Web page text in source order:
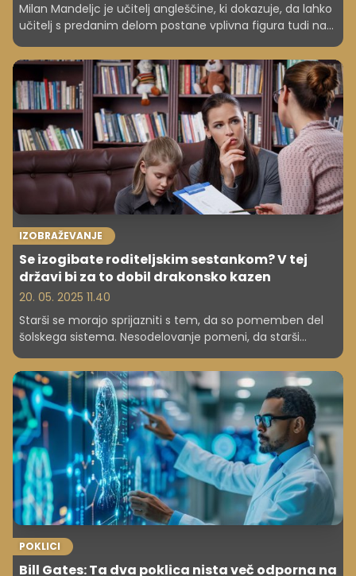
Milan Mandeljc je učitelj angleščine, ki dokazuje, da lahko
učitelj s predanim delom postane vplivna figura tudi na
mednarodni ravni. Poučuje na Gimnaziji in srednji šoli
Rudolfa Maistra Kamnik.
IZOBRAŽEVANJE
Se izogibate roditeljskim sestankom? V tej
državi bi za to dobil drakonsko kazen
20. 05. 2025 11.40
Starši se morajo sprijazniti s tem, da so pomemben del
šolskega sistema. Nesodelovanje pomeni, da starši
strinjate?
POKLICI
Bill Gates: Ta dva poklica nista več odporna na